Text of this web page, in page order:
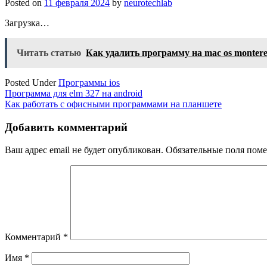
Posted on 11 февраля 2024 by neurotechlab
Загрузка…
Читать статью Как удалить программу на mac os
Posted UnderПрограммы ios
Навигация
по
записям
Программа для elm 327 на android
Как работать с офисными программами на планшете
Добавить комментарий
Ваш адрес email не будет опубликован. Обязательные поля
Комментарий *
Имя *